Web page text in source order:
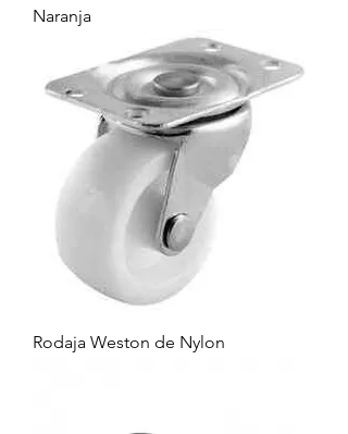
Naranja
Rodaja Weston de Nylon